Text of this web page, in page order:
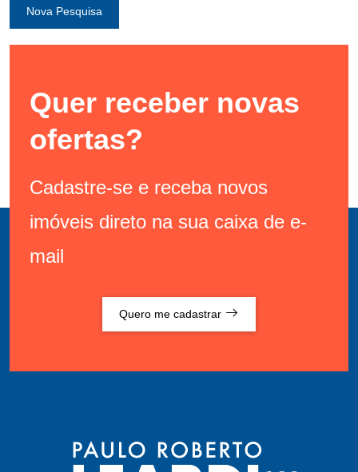
Nova Pesquisa
Quer receber novas
ofertas?
Cadastre-se e receba novos
imóveis direto na sua caixa de e-
mail
Quero me cadastrar